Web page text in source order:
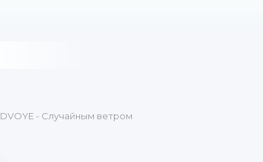
DVOYE - Случайным ветром